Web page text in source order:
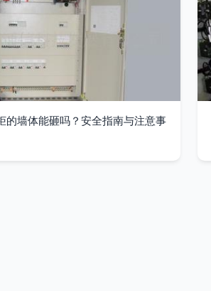
的墙体能砸吗？安全指南与注意事